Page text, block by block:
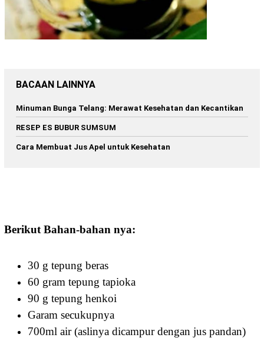
BACAAN LAINNYA
Minuman Bunga Telang: Merawat Kesehatan dan Kecantikan
RESEP ES BUBUR SUMSUM
Cara Membuat Jus Apel untuk Kesehatan
Berikut Bahan-bahan nya:
30 g tepung beras
60 gram tepung tapioka
90 g tepung henkoi
Garam secukupnya
700ml air (aslinya dicampur dengan jus pandan)